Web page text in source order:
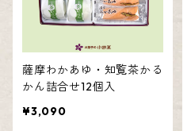
薩摩わかあゆ・知覧茶かる
かん詰合せ12個入
¥3,090